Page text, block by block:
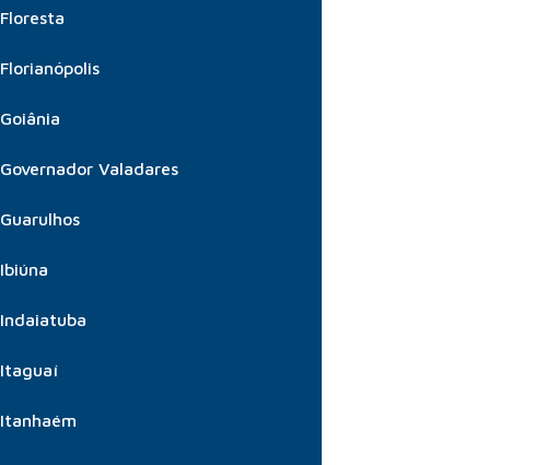
Floresta
Florianópolis
Goiânia
Governador Valadares
Guarulhos
Ibiúna
Indaiatuba
Itaguaí
Itanhaém